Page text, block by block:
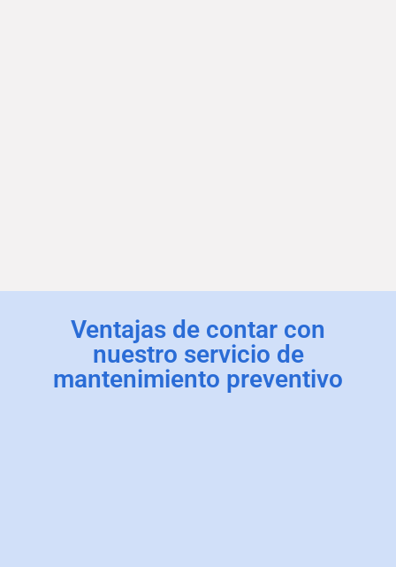
Ventajas de contar con
nuestro servicio de
mantenimiento preventivo